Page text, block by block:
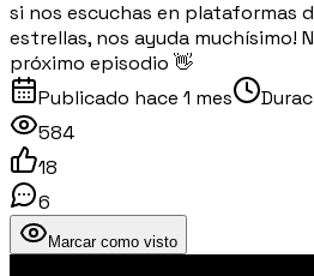
si nos escuchas en plataformas
estrellas, nos ayuda muchísimo!
próximo episodio 👋
Publicado hace 1 mes
584
18
6
Marcar como visto